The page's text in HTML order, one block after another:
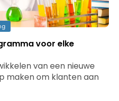
voor elke
van een nieuwe
maken om klanten aan